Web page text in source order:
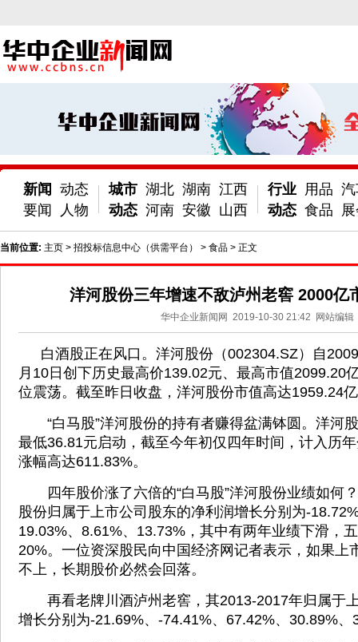
新闻
要闻
动态
人物
城市
动态
湖北 湖南 江西
河南 安徽 山西
行业
动态
用品
食品
当前位置: 主页 > 招投标信息中心（供需平台） > 食品 > 正文
洋河股份三年增速不敌泸州老窖 2000亿
华中企业新闻网 2019-10-30 21:42 网站编辑
白酒股正在风口。洋河股份（002304.SZ）自
月10日创下历史最高价139.02元、最高市值2099.20
位震荡。截至昨日收盘，洋河股份市值高达1959.24
“白马股”洋河股份的持有者赚得盆满钵圆。洋河
最低36.81元启动，截至今年初仅四年时间，计入历
涨幅高达611.83%。
四年股价涨了六倍的“白马股”洋河股份业绩如何
股份归属于上市公司股东的净利润增长分别为-
19.03%、8.61%、13.73%，其中有两年业绩下滑，
20%。一位资深股民向中国经济网记者表示，如果上
不上，长期股价必然会回落。
再看老牌川酒泸州老窖，其2013-2017年归属于
增长分别为-21.69%、-74.41%、67.42%、30.89%、